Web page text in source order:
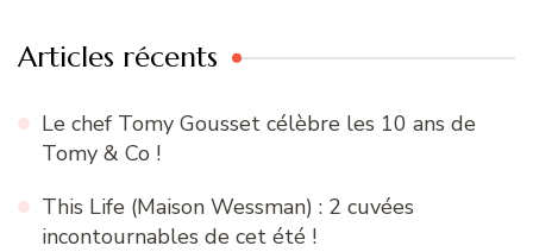
Articles récents
Le chef Tomy Gousset célèbre les 10 ans de
Tomy & Co !
This Life (Maison Wessman) : 2 cuvées
incontournables de cet été !